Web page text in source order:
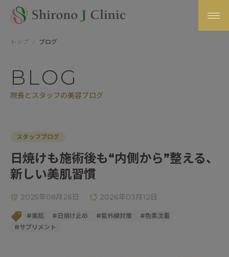
トップ ブログ
BLOG
院長とスタッフの美容ブログ
スタッフブログ
日焼けも施術後も“内側から”整える、
新しい美肌習慣
2025年08月26日 2026年03月12日
#美肌 # 日焼け止め #紫外線対策 #色素沈着
#サプリメント